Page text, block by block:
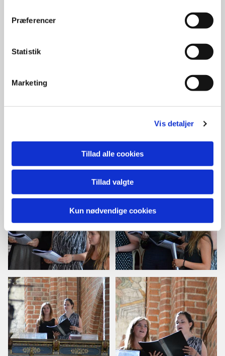
Præferencer
Statistik
Marketing
Vis detaljer
Tillad alle cookies
Tillad valgte
Kun nødvendige cookies